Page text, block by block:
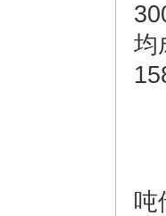
均
吨